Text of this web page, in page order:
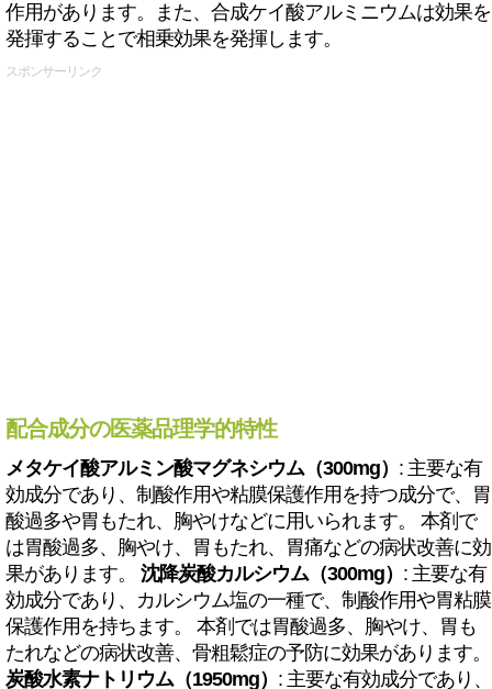
作用があります。また、合成ケイ酸アルミニウムは効果を
発揮することで相乗効果を発揮します。
スポンサーリンク
配合成分の医薬品理学的特性
メタケイ酸アルミン酸マグネシウム（300mg） : 主要な有
効成分であり、制酸作用や粘膜保護作用を持つ成分で、胃
酸過多や胃もたれ、胸やけなどに用いられます。 本剤で
は胃酸過多、胸やけ、胃もたれ、胃痛などの病状改善に効
果があります。 沈降炭酸カルシウム（300mg） : 主要な有
効成分であり、カルシウム塩の一種で、制酸作用や胃粘膜
保護作用を持ちます。 本剤では胃酸過多、胸やけ、胃も
たれなどの病状改善、骨粗鬆症の予防に効果があります。
炭酸水素ナトリウム（1950mg） : 主要な有効成分であり、